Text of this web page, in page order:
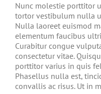
Nunc molestie porttitor
tortor vestibulum nulla
Nulla laoreet euismod
elementum faucibus
Curabitur congue
consectetur vitae.
porttitor varius in quis
Phasellus nulla est,
convallis ac risus. Ut in